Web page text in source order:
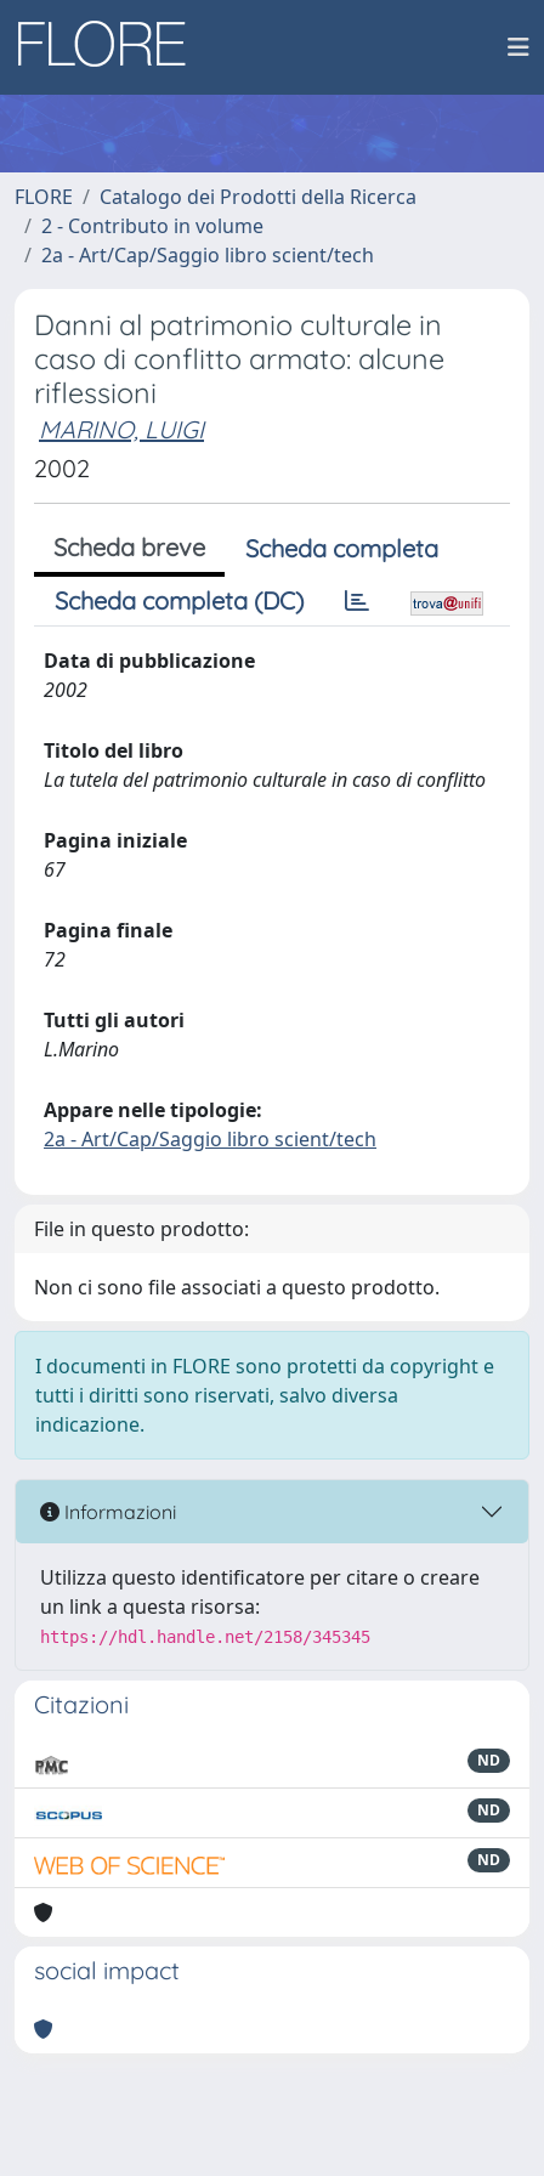
FLORE
Catalogo dei Prodotti della Ricerca
2 - Contributo in volume
2a - Art/Cap/Saggio libro scient/tech
Danni al patrimonio culturale in
caso di conflitto armato: alcune
riflessioni
MARINO, LUIGI
2002
Scheda breve
Scheda completa
Scheda completa (DC)
Data di pubblicazione
2002
Titolo del libro
La tutela del patrimonio culturale in caso di conflitto
Pagina iniziale
67
Pagina finale
72
Tutti gli autori
L.Marino
Appare nelle tipologie:
2a - Art/Cap/Saggio libro scient/tech
File in questo prodotto:
Non ci sono file associati a questo prodotto.
I documenti in FLORE sono protetti da copyright e
tutti i diritti sono riservati, salvo diversa
indicazione.
Informazioni
Utilizza questo identificatore per citare o creare
un link a questa risorsa:
https://hdl.handle.net/2158/345345
Citazioni
ND
ND
ND
social impact